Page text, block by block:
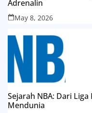
Adrenalin
May 8, 2026
Sejarah NBA: Dari
Mendunia